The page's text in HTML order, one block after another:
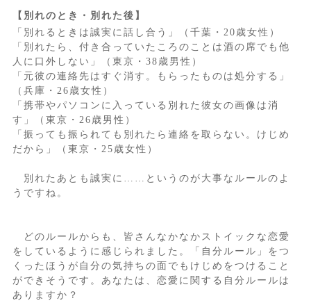
【別れのとき・別れた後】
「別れるときは誠実に話し合う」（千葉・20歳女性）
「別れたら、付き合っていたころのことは酒の席でも他
人に口外しない」（東京・38歳男性）
「元彼の連絡先はすぐ消す。もらったものは処分する」
（兵庫・26歳女性）
「携帯やパソコンに入っている別れた彼女の画像は消
す」（東京・26歳男性）
「振っても振られても別れたら連絡を取らない。けじめ
だから」（東京・25歳女性）
別れたあとも誠実に……というのが大事なルールのよ
うですね。
どのルールからも、皆さんなかなかストイックな恋愛
をしているように感じられました。「自分ルール」をつ
くったほうが自分の気持ちの面でもけじめをつけること
ができそうです。あなたは、恋愛に関する自分ルールは
ありますか？